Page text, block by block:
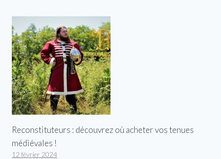
Reconstituteurs : découvrez où acheter vos tenues
médiévales !
12 février 2024